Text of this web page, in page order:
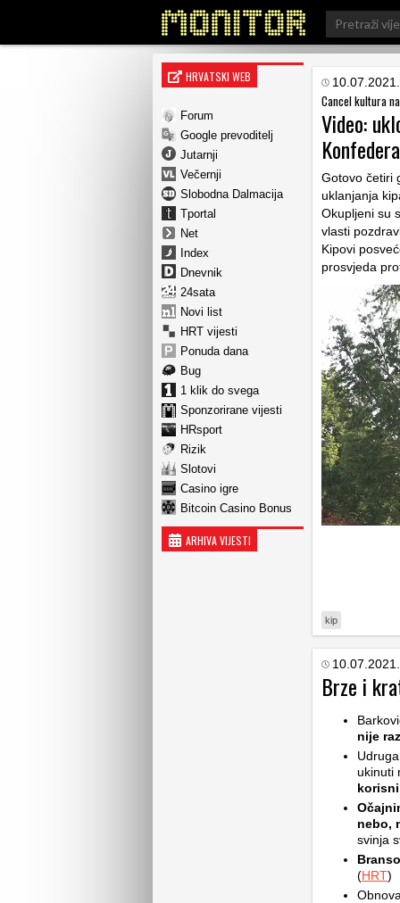
Search
for:
HRVATSKI WEB
Forum
Google prevoditelj
Jutarnji
Večernji
Slobodna Dalmacija
Tportal
Net
Index
Dnevnik
24sata
Novi list
HRT vijesti
Ponuda dana
Bug
1 klik do svega
Sponzorirane vijesti
HRsport
Rizik
Slotovi
Casino igre
Bitcoin Casino Bonus
ARHIVA VIJESTI
Cancel kultura
Video:
Gotovo četiri
uklanjanja
Okupljeni su
vlasti
Kipovi
prosvjeda
kip
Brze i
nije
ukinuti
nebo,
svinja
(HRT)